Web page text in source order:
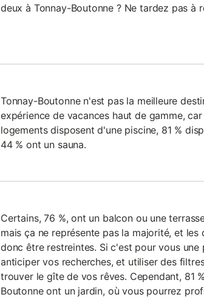
deux à Tonnay-Boutonne ? Ne tardez pas à
Tonnay-Boutonne n'est pas la meilleure
expérience de vacances haut de gamme,
logements disposent d'une piscine, 81 %
44 % ont un sauna.
Certains, 76 %, ont un balcon ou une
mais ça ne représente pas la majorité, et
donc être restreintes. Si c'est pour vous une
anticiper vos recherches, et utiliser des
trouver le gîte de vos rêves. Cependant, 81
Boutonne ont un jardin, où vous pourrez